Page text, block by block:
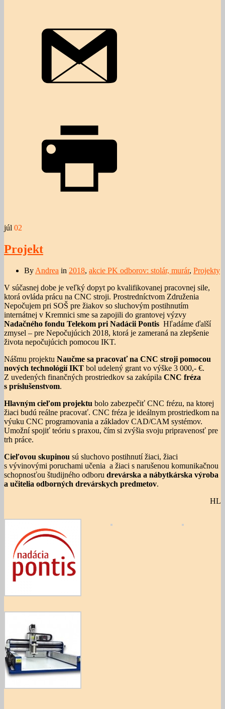
júl 02
Projekt
By Andrea in 2018, akcie PK odborov: stolár, murár, Projekty
V súčasnej dobe je veľký dopyt po kvalifikovanej pracovnej sile,
ktorá ovláda prácu na CNC stroji. Prostredníctvom Združenia
Nepočujem pri SOŠ pre žiakov so sluchovým postihnutím
internátnej v Kremnici sme sa zapojili do grantovej výzvy
Nadačného fondu Telekom pri Nadácii Pontis Hľadáme ďalší
zmysel – pre Nepočujúcich 2018, ktorá je zameraná na zlepšenie
života nepočujúcich pomocou IKT.
Nášmu projektu Naučme sa pracovať na CNC stroji pomocou
nových technológií IKT bol udelený grant vo výške 3 000,- €.
Z uvedených finančných prostriedkov sa zakúpila CNC fréza
s príslušenstvom.
Hlavným cieľom projektu bolo zabezpečiť CNC frézu, na ktorej
žiaci budú reálne pracovať. CNC fréza je ideálnym prostriedkom na
výuku CNC programovania a základov CAD/CAM systémov.
Umožní spojiť teóriu s praxou, čím si zvýšia svoju pripravenosť pre
trh práce.
Cieľovou skupinou sú sluchovo postihnutí žiaci, žiaci
s vývinovými poruchami učenia a žiaci s narušenou komunikačnou
schopnosťou študijného odboru drevárska a nábytkárska výroba
a učitelia odborných drevárskych predmetov.
HL